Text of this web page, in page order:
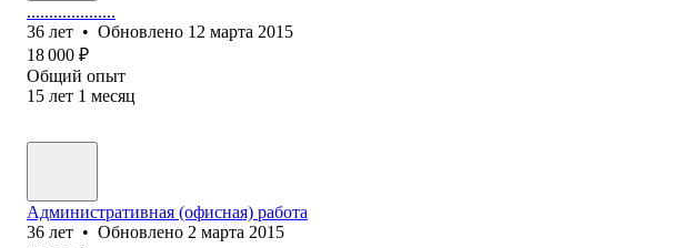
....................
36 лет • Обновлено 12 марта 2015
18 000 ₽
Общий опыт
15 лет 1 месяц
Административная (офисная) работа
36 лет • Обновлено 2 марта 2015